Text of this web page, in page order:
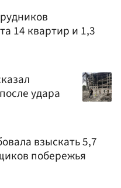
14 квартир и 1,3
удара
взыскать 5,7
побережья